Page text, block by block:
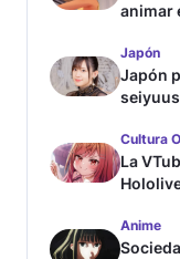
animar
Japón
Japón
Cultura
La
Anime